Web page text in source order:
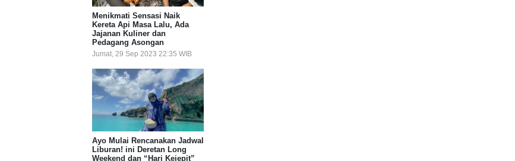
Menikmati Sensasi Naik
Kereta Api Masa Lalu, Ada
Jajanan Kuliner dan
Pedagang Asongan
Jumat, 29 Sep 2023 22:35 WIB
Ayo Mulai Rencanakan Jadwal
Liburan! ini Deretan Long
Weekend dan “Hari Kejepit”